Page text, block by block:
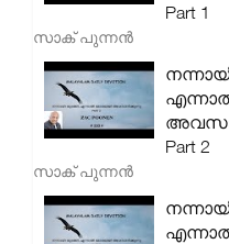
Part 1
സാക് പുന്നൻ
Part 2
സാക് പുന്നൻ